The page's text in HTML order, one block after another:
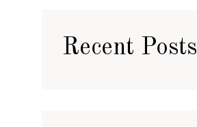
Recent Posts